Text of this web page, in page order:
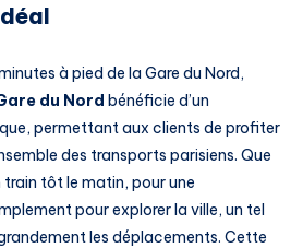
à pied de la Gare du Nord,
du Nord bénéficie d’un
permettant aux clients de profiter
des transports parisiens. Que
tôt le matin, pour une
pour explorer la ville, un tel
les déplacements. Cette